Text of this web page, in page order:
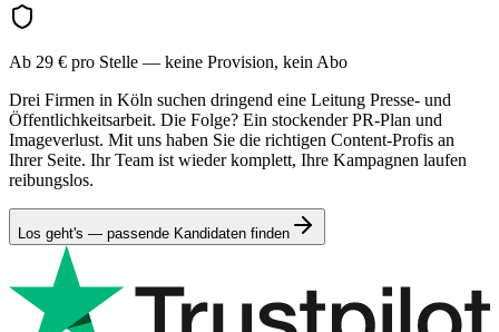
Ab 29 € pro Stelle — keine Provision, kein Abo
Drei Firmen in Köln suchen dringend eine Leitung Presse- und
Öffentlichkeitsarbeit. Die Folge? Ein stockender PR-Plan und
Imageverlust. Mit uns haben Sie die richtigen Content-Profis an
Ihrer Seite. Ihr Team ist wieder komplett, Ihre Kampagnen laufen
reibungslos.
Los geht's — passende Kandidaten finden